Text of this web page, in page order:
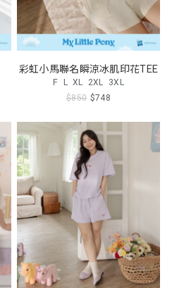
彩虹小馬聯名瞬涼冰肌印花TEE
F L XL 2XL 3XL
$850 $748